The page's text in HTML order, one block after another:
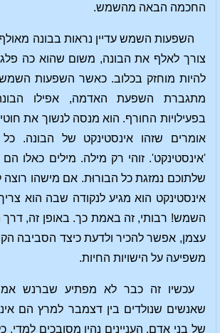
החכמה הבאה מהשמש.
השפעות השמש עדיין נראות בבונה
צורך לאלף את הבונה, משום שהוא כה
להיות מוחזק בכלוב. כאשר השפעות
מתגברת השפעת האדמה, אפילו
בפעילויות החורף. הוא מנסה לנשוך את
אומרים שזהו אינסטינקט של הבונה.
'אינסטינקט'. זוהי רק מילה. מילים כאלו הם
שלתוכם נמזגת כל הבורוּת. אם מישהו
אינסטינקט הוא מגיע לנקודה שבה הוא
השמש! רבותי, זה באמת כך. באופן זה, דרך
עצמן, אפשר להכיר ולדעת כיצד הסביבה
משפיעה על הישויות החיות.
עכשיו זה כבר לא מפתיע שברנש
שאנשים שנולדים בין דצמבר למרץ הם
של בני אדם, העניינים נהיו מסובכים